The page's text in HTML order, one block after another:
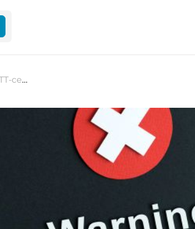
Нацрада заборонила 16 російських ОТТ-сервісів із ліцензією роскомнагляду